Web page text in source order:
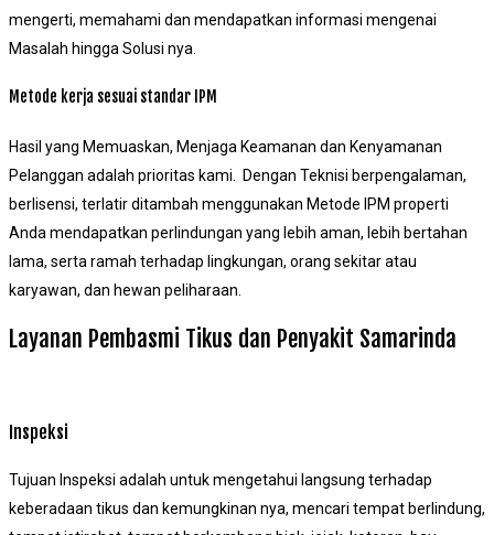
mengerti, memahami dan mendapatkan informasi mengenai
Masalah hingga Solusi nya.
Metode kerja sesuai standar IPM
Hasil yang Memuaskan, Menjaga Keamanan dan Kenyamanan
Pelanggan adalah prioritas kami. Dengan Teknisi berpengalaman,
berlisensi, terlatir ditambah menggunakan Metode IPM properti
Anda mendapatkan perlindungan yang lebih aman, lebih bertahan
lama, serta ramah terhadap lingkungan, orang sekitar atau
karyawan, dan hewan peliharaan.
Layanan Pembasmi Tikus dan Penyakit Samarinda
Inspeksi
Tujuan Inspeksi adalah untuk mengetahui langsung terhadap
keberadaan tikus dan kemungkinan nya, mencari tempat berlindung,